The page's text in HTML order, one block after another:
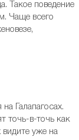
Такое поведение
Чаще всего
Галапагосах.
точь-в-точь как
уже на